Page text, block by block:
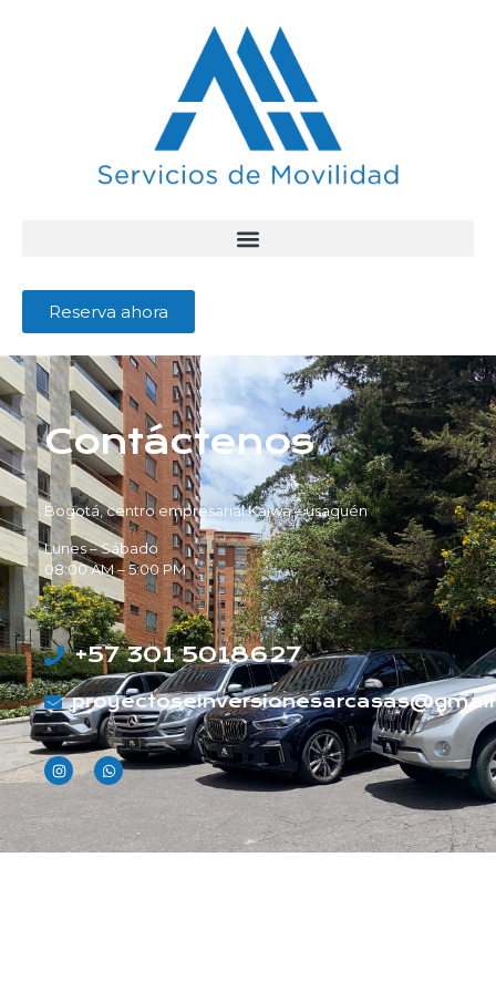
Reserva ahora
Contáctenos
Bogotá, centro empresarial Kaiwa – usaquén
Lunes – Sábado
08:00 AM – 5:00 PM
+57 301 5018627